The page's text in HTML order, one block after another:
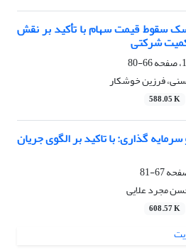
سقوط قیمت سهام با تأکید بر نقش
شرکتی
66-80
فرزین خوشکار
588.05 K
گذاری: با تاکید بر الگوی جریان
67-81
مجرد علایی
608.57 K